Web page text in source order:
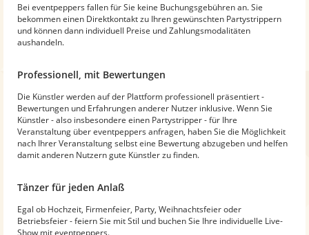
Bei eventpeppers fallen für Sie keine Buchungsgebühren an. Sie
bekommen einen Direktkontakt zu Ihren gewünschten Partystrippern
und können dann individuell Preise und Zahlungsmodalitäten
aushandeln.
Professionell, mit Bewertungen
Die Künstler werden auf der Plattform professionell präsentiert -
Bewertungen und Erfahrungen anderer Nutzer inklusive. Wenn Sie
Künstler - also insbesondere einen Partystripper - für Ihre
Veranstaltung über eventpeppers anfragen, haben Sie die Möglichkeit
nach Ihrer Veranstaltung selbst eine Bewertung abzugeben und helfen
damit anderen Nutzern gute Künstler zu finden.
Tänzer für jeden Anlaß
Egal ob Hochzeit, Firmenfeier, Party, Weihnachtsfeier oder
Betriebsfeier - feiern Sie mit Stil und buchen Sie Ihre individuelle Live-
Show mit eventpeppers.